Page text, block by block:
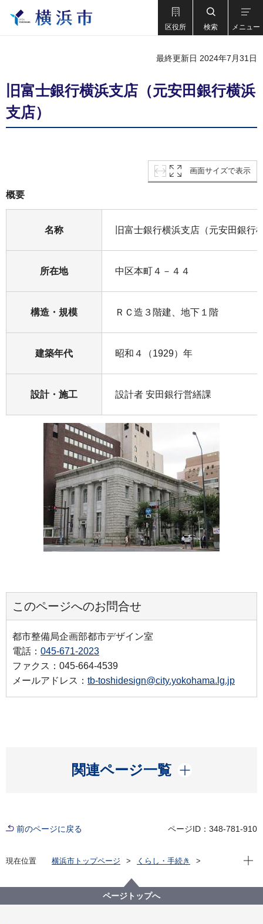
区役所 検索 メニュー
最終更新日 2024年7月31日
旧富士銀行横浜支店（元安田銀行横浜
支店）
画面サイズで表示
概要
名称 旧富士銀行横浜支店（元安田銀行
所在地 中区本町４－４４
構造・規模 ＲＣ造３階建、地下１階
建築年代 昭和４（1929）年
設計・施工 設計者 安田銀行営繕課
このページへのお問合せ
都市整備局企画部都市デザイン室
電話： 045-671-2023
ファクス：045-664-4539
メールアドレス： tb-toshidesign@city.yokohama.lg.jp
関連ページ一覧
開く
前のページに戻る ページID：348-781-910
現在位置 横浜市トップページ
くらし・手続き
歴史を生かしたまちづくり
横浜市認定歴史的建造物
旧富士銀行横浜支店（元安田銀行横浜支店）
現在
ページトップへ